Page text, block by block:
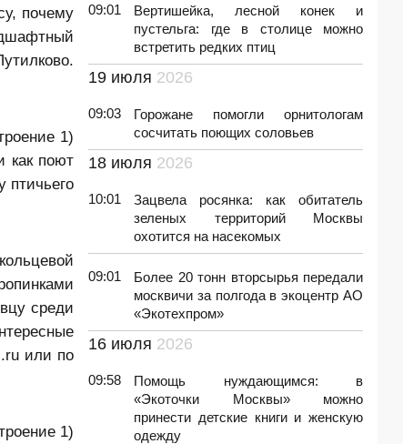
почему
1)
как поют
птичьего
среди
или по
1)
09:01
Вертишейка, лесной конек и
пустельга: где в столице можно
встретить редких птиц
19 июля 2026
09:03
Горожане помогли орнитологам
сосчитать поющих соловьев
18 июля 2026
10:01
Зацвела росянка: как обитатель
зеленых территорий Москвы
охотится на насекомых
09:01
Более 20 тонн вторсырья передали
москвичи за полгода в экоцентр АО
«Экотехпром»
16 июля 2026
09:58
Помощь нуждающимся: в
«Экоточки Москвы» можно
принести детские книги и женскую
одежду